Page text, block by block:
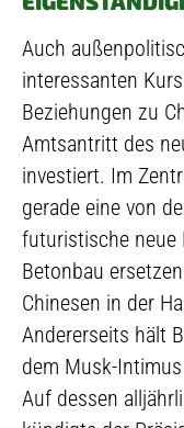
Auch
interessanten
Beziehungen zu
Amtsantritt des
investiert. Im
gerade eine von
futuristische neue
Betonbau
Chinesen in der
Andererseits hält
dem Musk-
Auf dessen